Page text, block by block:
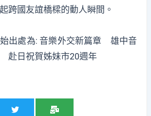
跨國友誼橋樑的動人瞬間。
出處為: 音樂外交新篇章 雄中音
赴日祝賀姊妹市20週年